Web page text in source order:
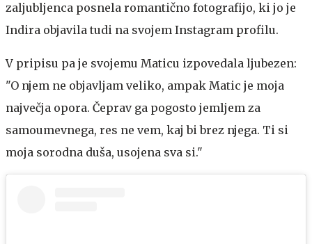
zaljubljenca posnela romantično fotografijo, ki jo je
Indira objavila tudi na svojem Instagram profilu.
V pripisu pa je svojemu Maticu izpovedala ljubezen:
"O njem ne objavljam veliko, ampak Matic je moja
največja opora. Čeprav ga pogosto jemljem za
samoumevnega, res ne vem, kaj bi brez njega. Ti si
moja sorodna duša, usojena sva si."